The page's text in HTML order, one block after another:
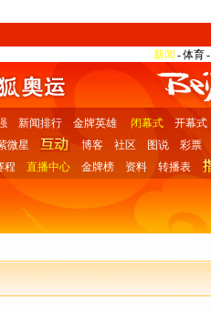
新闻 -体育-
新闻排行 金牌英雄 闭幕式 开幕式
微星 博客 社区 图说 彩票
程 直播中心 金牌榜 资料 转播表